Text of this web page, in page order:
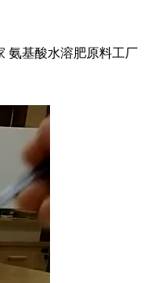
氨基酸水溶肥原料工厂